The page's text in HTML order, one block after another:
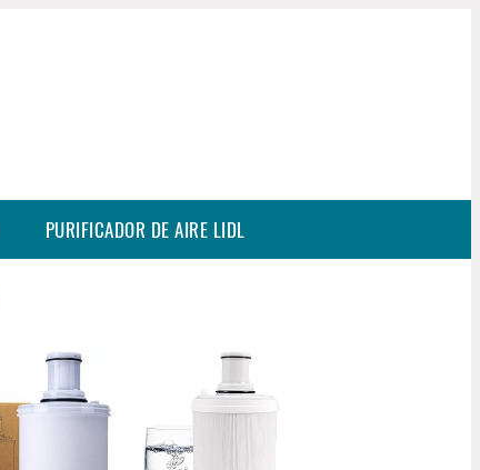
PURIFICADOR DE AIRE LIDL